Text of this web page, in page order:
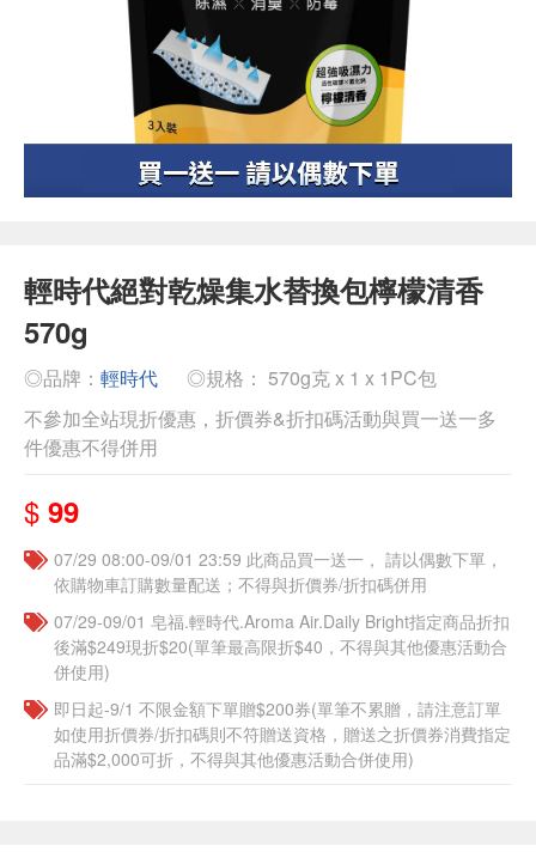
輕時代絕對乾燥集水替換包檸檬清香
570g
◎品牌： 輕時代
◎規格： 570g克 x 1 x 1PC包
不參加全站現折優惠，折價券&折扣碼活動與買一送一多
件優惠不得併用
$ 99
07/29 08:00-09/01 23:59 此商品買一送一， 請以偶數下單，
依購物車訂購數量配送；不得與折價券/折扣碼併用
07/29-09/01 皂福.輕時代.Aroma Air.Daily Bright指定商品折扣
後滿$249現折$20(單筆最高限折$40，不得與其他優惠活動合
併使用)
即日起-9/1 不限金額下單贈$200券(單筆不累贈，請注意訂單
如使用折價券/折扣碼則不符贈送資格，贈送之折價券消費指定
品滿$2,000可折，不得與其他優惠活動合併使用)